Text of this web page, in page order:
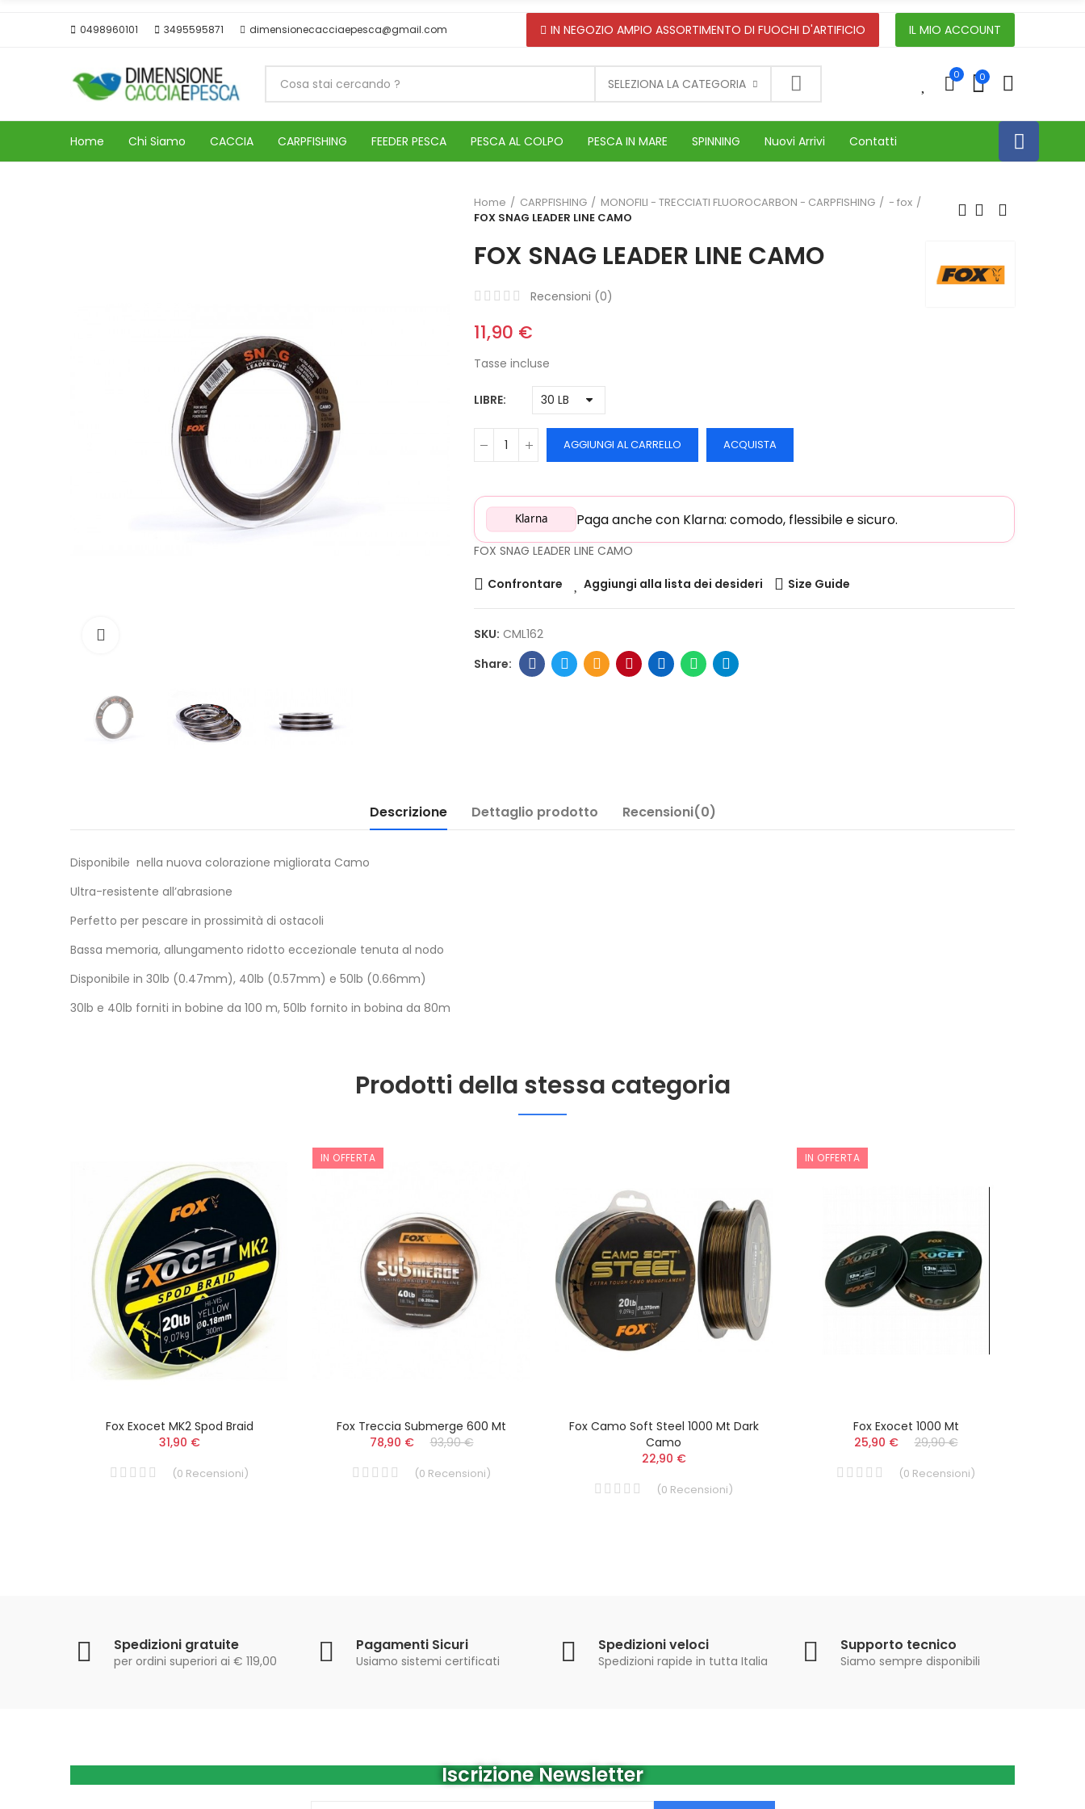
0498960101 3495595871 dimensionecacciaepesca@gmail.com IN NEGOZIO AMPIO ASSORTIMENTO DI FUOCHI D'ARTIFICIO IL MIO ACCOUNT
SELEZIONA LA CATEGORIA
0 0
Home Chi Siamo CACCIA CARPFISHING FEEDER PESCA PESCA AL COLPO PESCA IN MARE SPINNING Nuovi Arrivi Contatti
Home CARPFISHING MONOFILI - TRECCIATI FLUOROCARBON - CARPFISHING
- fox
FOX SNAG LEADER LINE CAMO
FOX SNAG LEADER LINE CAMO
Recensioni (0)
11,90 €
Tasse incluse
LIBRE
AGGIUNGI AL CARRELLO ACQUISTA
Klarna Paga anche con Klarna: comodo, flessibile e sicuro.
FOX SNAG LEADER LINE CAMO
Confrontare Aggiungi alla lista dei desideri Size Guide
SKU: CML162
Descrizione Dettaglio prodotto Recensioni(0)
Disponibile nella nuova colorazione migliorata Camo
Ultra-resistente all’abrasione
Perfetto per pescare in prossimità di ostacoli
Bassa memoria, allungamento ridotto eccezionale tenuta al nodo
Disponibile in 30lb (0.47mm), 40lb (0.57mm) e 50lb (0.66mm)
30lb e 40lb forniti in bobine da 100 m, 50lb fornito in bobina da 80m
Prodotti della stessa categoria
Fox Exocet MK2 Spod Braid
31,90 €
(0 Recensioni)
IN OFFERTA
Fox Treccia Submerge 600 Mt
78,90 €
93,90 €
(0 Recensioni)
Fox Camo Soft Steel 1000 Mt Dark
Camo
22,90 €
(0 Recensioni)
IN OFFERTA
Fox Exocet 1000 Mt
25,90 €
29,90 €
(0 Recensioni)
Spedizioni gratuite
per ordini superiori ai € 119,00
Pagamenti Sicuri
Usiamo sistemi certificati
Spedizioni veloci
Spedizioni rapide in tutta Italia
Supporto tecnico
Siamo sempre disponibili
Iscrizione Newsletter